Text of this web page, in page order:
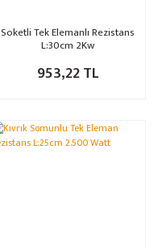
Soketli Tek Elemanlı Rezistans
L:30cm 2Kw
953,22 TL